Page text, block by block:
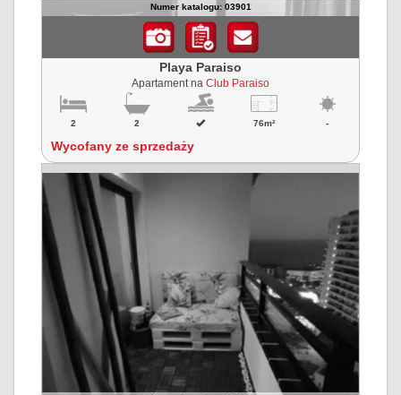
Numer katalogu: 03901
Playa Paraiso
Apartament na Club Paraiso
2 2 76m² -
Wycofany ze sprzedaży